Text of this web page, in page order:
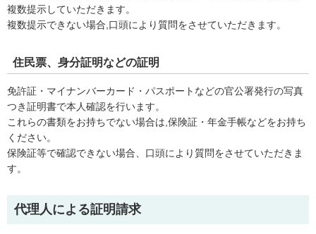
複数提示していただきます。
複数提示できない場合,口頭により質問をさせていただきます。
住民票、身分証明などの証明
免許証・マイナンバーカード・パスポートなどの官公署発行の写真
つき証明書で本人確認を行います。
これらの書類をお持ちでない場合は,保険証・年金手帳などをお持ち
ください。
保険証等で確認できない場合、口頭により質問をさせていただきま
す。
代理人による証明請求